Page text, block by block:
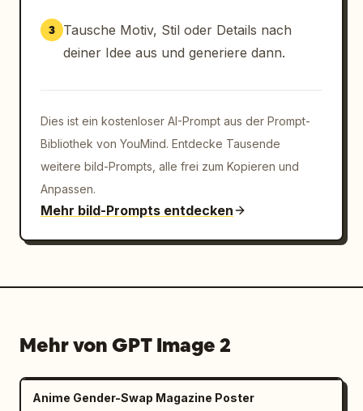
3
Tausche Motiv, Stil oder Details nach
deiner Idee aus und generiere dann.
Dies ist ein kostenloser AI-Prompt aus der Prompt-
Bibliothek von YouMind. Entdecke Tausende
weitere bild-Prompts, alle frei zum Kopieren und
Anpassen.
Mehr bild-Prompts entdecken
Mehr von GPT Image 2
Anime Gender-Swap Magazine Poster